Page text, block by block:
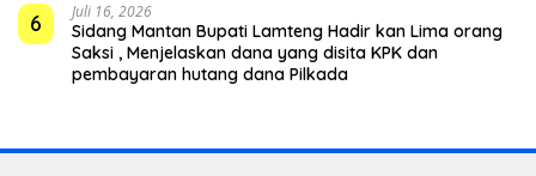
6 Juli 16, 2026
Sidang Mantan Bupati Lamteng Hadir kan Lima orang
Saksi , Menjelaskan dana yang disita KPK dan
pembayaran hutang dana Pilkada